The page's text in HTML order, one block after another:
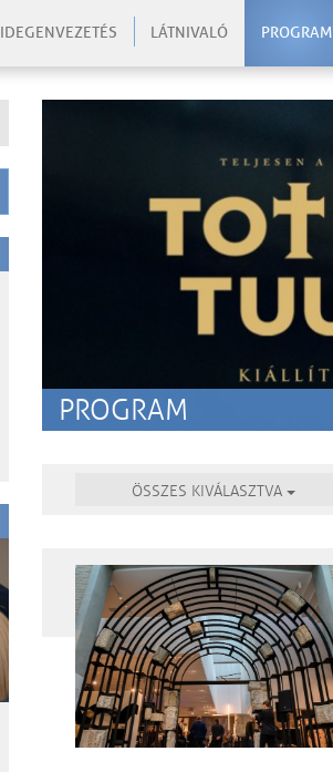
IDEGENVEZETÉS LÁTNIVALÓ PROGRAM
PROGRAM
ÖSSZES KIVÁLASZTVA